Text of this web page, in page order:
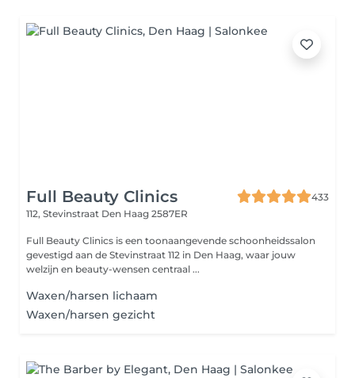
Full Beauty Clinics
433
112, Stevinstraat Den Haag 2587ER
Full Beauty Clinics is een toonaangevende schoonheidssalon
gevestigd aan de Stevinstraat 112 in Den Haag, waar jouw
welzijn en beauty-wensen centraal ...
Waxen/harsen lichaam
Waxen/harsen gezicht